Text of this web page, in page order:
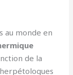
au monde en
de la